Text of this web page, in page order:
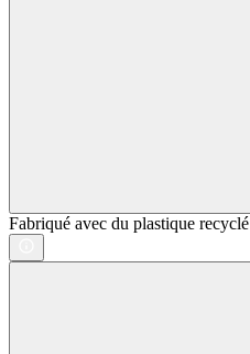
Fabriqué avec du plastique recyclé